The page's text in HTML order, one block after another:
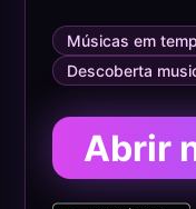
Músicas em
Descoberta
Abrir